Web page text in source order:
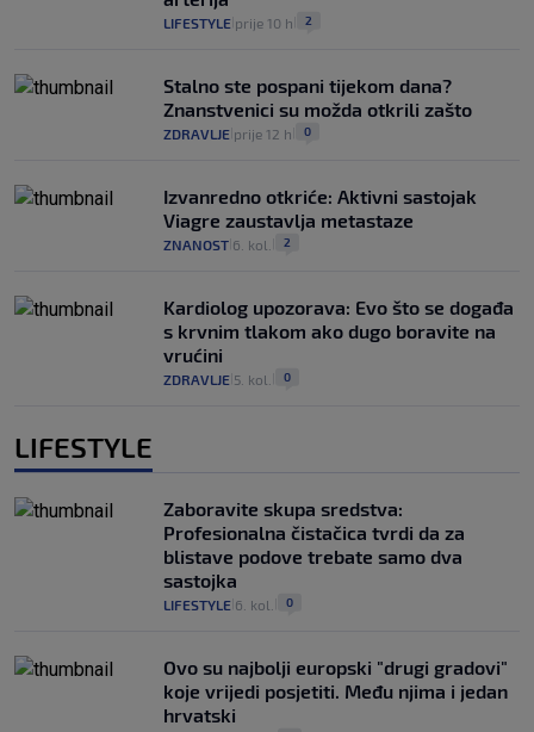
LIFESTYLE prije 10 h 2
Stalno ste pospani tijekom dana?
Znanstvenici su možda otkrili zašto
ZDRAVLJE prije 12 h 0
Izvanredno otkriće: Aktivni sastojak
Viagre zaustavlja metastaze
ZNANOST 6. kol. 2
Kardiolog upozorava: Evo što se događa
s krvnim tlakom ako dugo boravite na
vrućini
ZDRAVLJE 5. kol. 0
LIFESTYLE
Zaboravite skupa sredstva:
Profesionalna čistačica tvrdi da za
blistave podove trebate samo dva
sastojka
LIFESTYLE 6. kol. 0
Ovo su najbolji europski "drugi gradovi"
koje vrijedi posjetiti. Među njima i jedan
hrvatski